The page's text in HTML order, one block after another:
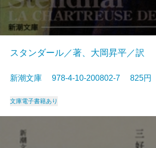
スタンダール／著、大岡昇平／訳
新潮文庫 978-4-10-200802-7 825円
文庫電子書籍あり